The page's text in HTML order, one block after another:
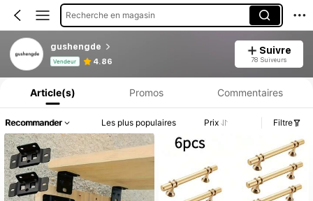
Recherche en magasin
gushengde
Vendeur 4.86
Suivre
78 Suiveurs
Informations produit : Divulgation des prix, détails sur les ventes et le stock.
Article(s) Promos Commentaires
Recommander Les plus populaires Prix Filtre